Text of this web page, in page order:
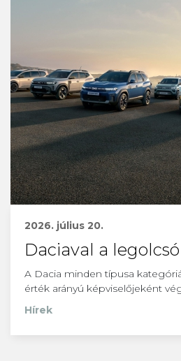
2026. július 20.
Daciaval a
A Dacia minden típusa
érték arányú képviselőjeként
Hírek